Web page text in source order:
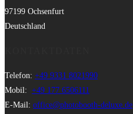
97199 Ochsenfurt
Deutschland
Telefon: +49 9331 8021990
Mobil: +49 177 6506111
E-Mail: office@photobooth-deluxe.de